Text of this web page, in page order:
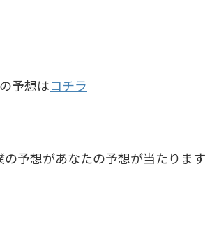
の予想はコチラ
の予想があなたの予想が当たります